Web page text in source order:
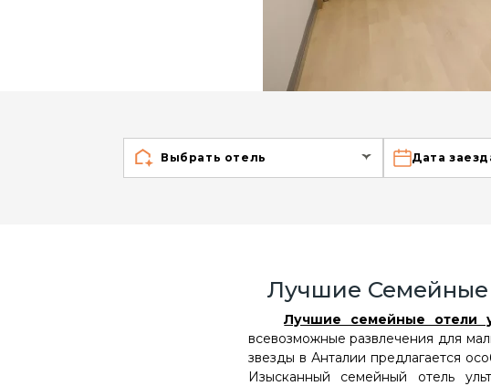
Выбрать отель Дата
Лучшие Семейные
Лучшие семейные отели
всевозможные развлечения для
звезды в Анталии предлагается
Изысканный семейный отель